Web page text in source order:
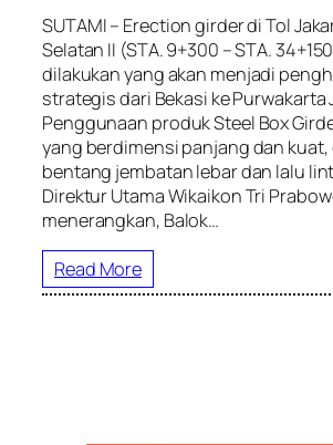
SUTAMI – Erection girder di Tol
Selatan II (STA. 9+300 – STA.
dilakukan yang akan menjadi
strategis dari Bekasi ke Purwakarta
Penggunaan produk Steel Box
yang berdimensi panjang dan
bentang jembatan lebar dan lalu
Direktur Utama Wikaikon Tri
menerangkan, Balok…
Read More